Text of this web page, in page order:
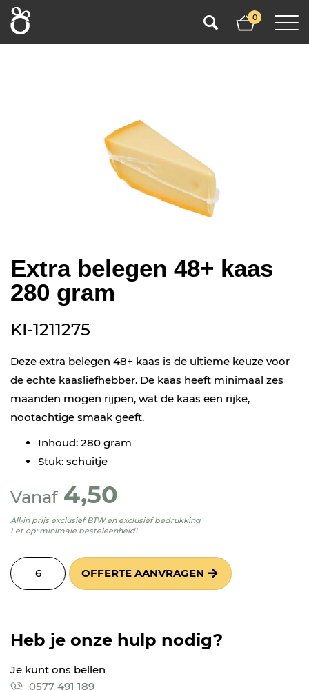
0
Extra belegen 48+ kaas
280 gram
KI-1211275
Deze extra belegen 48+ kaas is de ultieme keuze voor
de echte kaasliefhebber. De kaas heeft minimaal zes
maanden mogen rijpen, wat de kaas een rijke,
nootachtige smaak geeft.
Inhoud: 280 gram
Stuk: schuitje
Vanaf 4,50
All-in prijs exclusief BTW en exclusief bedrukking
Let op: minimale besteleenheid!
OFFERTE AANVRAGEN
Heb je onze hulp nodig?
Je kunt ons bellen
0577 491 189